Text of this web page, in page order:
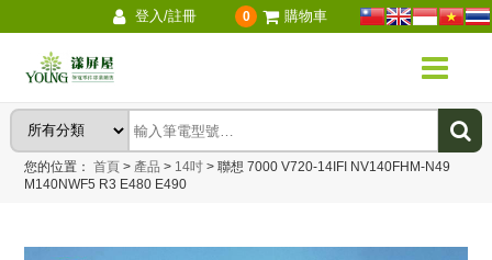
登入/註冊 0 購物車
您的位置：首頁 > 產品 > 14吋 > 聯想 7000 V720-14IFI NV140FHM-N49
M140NWF5 R3 E480 E490